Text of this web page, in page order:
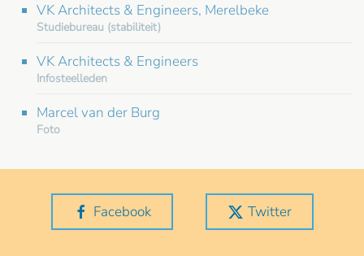
VK Architects & Engineers, Merelbeke
Studiebureau (stabiliteit)
VK Architects & Engineers
Infosteelleden
Marcel van der Burg
Foto
Facebook Twitter